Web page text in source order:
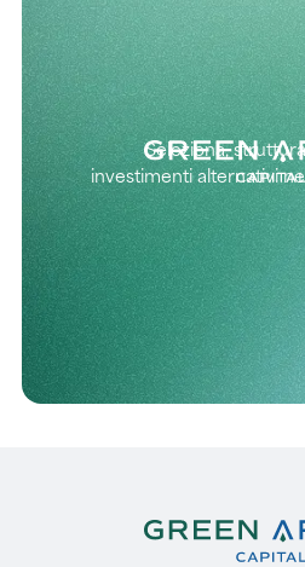
Seleziona,
investimenti alternativi